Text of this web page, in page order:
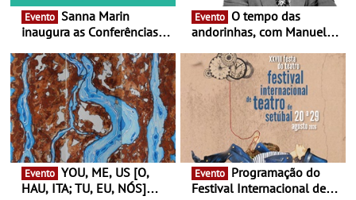
Evento
inaugura as Conferências
Antiga primeira-ministra da
Finlândia é a convidada da
primeira edição do novo
ciclo de debates dedicado
aos grandes temas do
nosso tempo
Evento
andorinhas, com Manuel
Atum - Concerto
performance na MAAT
Gallery a 3 de Setembro,
19:30
Evento
HAU, ITA; TU, EU, NÓS]
Evento
Festival Internacional de